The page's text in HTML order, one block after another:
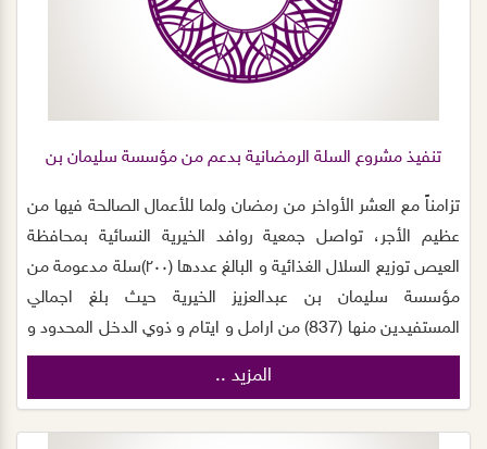
بساعة تم استعراض جدول الأعمال الخاص بالجمعية العموية غير
العادية الذي اشتمل على اعتماد اللائحة الأساسية للجمعية بالنظام
تسعى إلى تحقيق رؤيتها ورسالتها من خلال تقديم المبادرات
النوعية المتجددة وتنفيذها في بناء الفرد والأسرة . سائلين المولى
جل وعلا أن يكتب الاجر والمثوبة للجميع.
تنفيذ مشروع السلة الرمضانية بدعم من مؤسسة سليمان بن
تزامناً مع العشر الأواخر من رمضان ولما للأعمال الصالحة فيها من
عظيم الأجر، تواصل جمعية روافد الخيرية النسائية بمحافظة
العيص توزيع السلال الغذائية و البالغ عددها (٢٠٠)سلة مدعومة من
‫مؤسسة سليمان بن عبدالعزيز الخيرية‬ حيث بلغ اجمالي
المستفيدين منها (837) من ارامل و ايتام و ذوي الدخل المحدود و
ذوي الاعاقة و تتقدم رئيسة مجلس الجمعية د.نسيم الصريصري و
اعضاء المجلس بخالص الشكر لمؤسسة سليمان بن عبدالعزيز
المزيد ..